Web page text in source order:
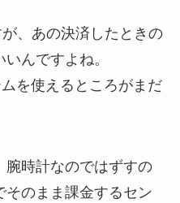
、あの決済したときの
んですよね。
を使えるところがまだ
腕時計なのではずすの
そのまま課金するセン